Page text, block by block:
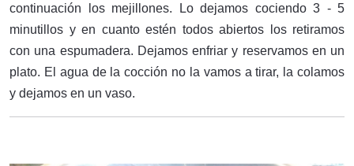
continuación los mejillones. Lo dejamos cociendo 3 - 5
minutillos y en cuanto estén todos abiertos los retiramos
con una espumadera. Dejamos enfriar y reservamos en un
plato. El agua de la cocción no la vamos a tirar, la colamos
y dejamos en un vaso.